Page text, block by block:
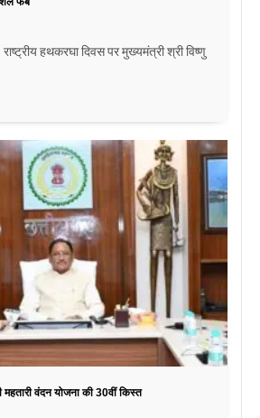
हथकरघा दिवस पर मुख्यमंत्री श्री विष्णु
वंदन योजना की 30वीं किस्त